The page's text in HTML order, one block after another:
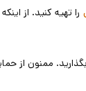
را تهیه کنید. از
ممنون از